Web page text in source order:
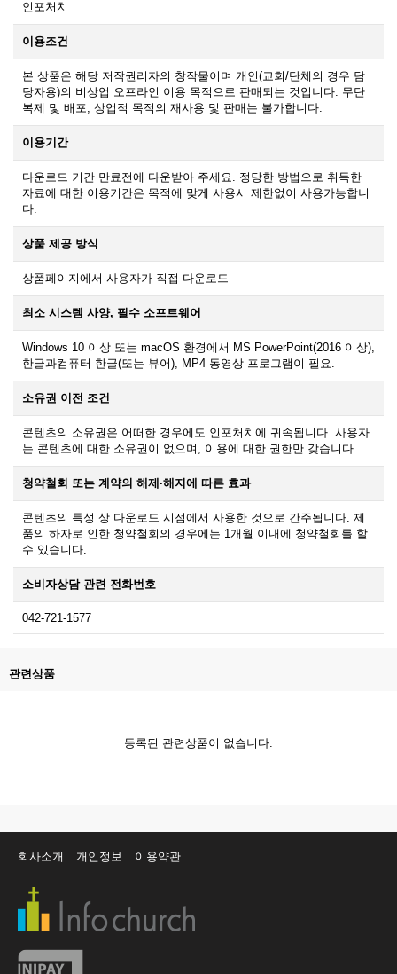
인포처치
이용조건
본 상품은 해당 저작권리자의 창작물이며 개인(교회/단체의 경우 담
당자용)의 비상업 오프라인 이용 목적으로 판매되는 것입니다. 무단
복제 및 배포, 상업적 목적의 재사용 및 판매는 불가합니다.
이용기간
다운로드 기간 만료전에 다운받아 주세요. 정당한 방법으로 취득한
자료에 대한 이용기간은 목적에 맞게 사용시 제한없이 사용가능합니
다.
상품 제공 방식
상품페이지에서 사용자가 직접 다운로드
최소 시스템 사양, 필수 소프트웨어
Windows 10 이상 또는 macOS 환경에서 MS PowerPoint(2016 이상),
한글과컴퓨터 한글(또는 뷰어), MP4 동영상 프로그램이 필요.
소유권 이전 조건
콘텐츠의 소유권은 어떠한 경우에도 인포처치에 귀속됩니다. 사용자
는 콘텐츠에 대한 소유권이 없으며, 이용에 대한 권한만 갖습니다.
청약철회 또는 계약의 해제·해지에 따른 효과
콘텐츠의 특성 상 다운로드 시점에서 사용한 것으로 간주됩니다. 제
품의 하자로 인한 청약철회의 경우에는 1개월 이내에 청약철회를 할
수 있습니다.
소비자상담 관련 전화번호
042-721-1577
관련상품
등록된 관련상품이 없습니다.
회사소개 개인정보 이용약관